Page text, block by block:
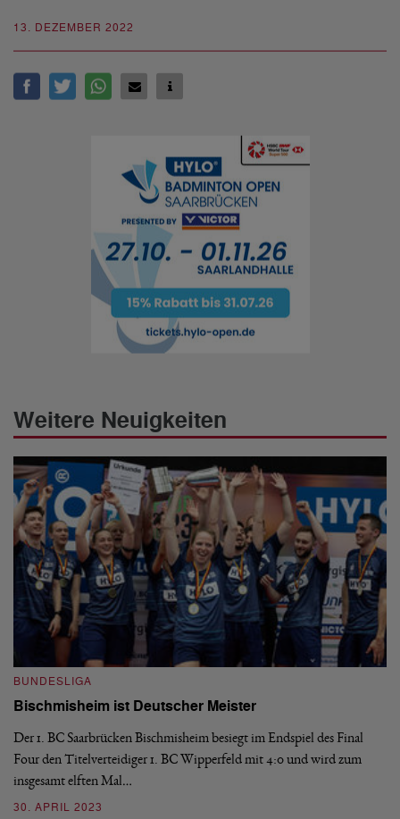
13. DEZEMBER 2022
Weitere Neuigkeiten
BUNDESLIGA
Bischmisheim ist Deutscher Meister
Der 1. BC Saarbrücken Bischmisheim besiegt im Endspiel des Final
Four den Titelverteidiger 1. BC Wipperfeld mit 4:0 und wird zum
insgesamt elften Mal…
30. APRIL 2023